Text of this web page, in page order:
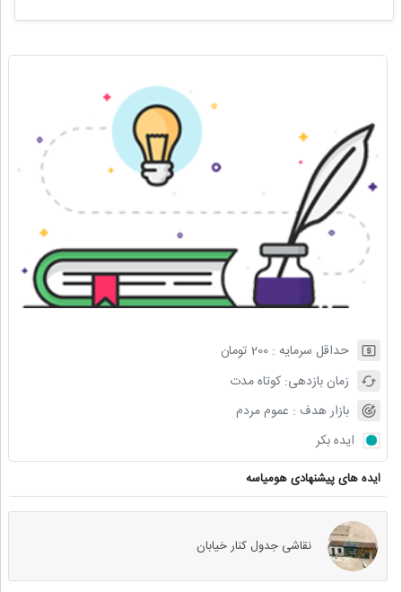
حداقل سرمایه :200 تومان
زمان بازدهی:کوتاه مدت
بازار هدف : عموم مردم
ایده بکر
ایده های پیشنهادی هومیاسه
نقاشی جدول کنار خیابان